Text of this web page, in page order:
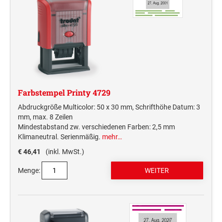
Deine Dinge Stempel
PRÄGEZANGEN
TÜTLE - MIT LIEBE EINGEPACKT
STEMPEL-KUGELSCHREIBER
Smart Style
Schreibgeräte-Zubehör
TRODAT PRINTY™ PASTELL-EDITION
Farbstempel Printy 4729
Abdruckgröße Multicolor: 50 x 30 mm, Schrifthöhe Datum: 3
mm, max. 8 Zeilen
Mindestabstand zw. verschiedenen Farben: 2,5 mm
Klimaneutral. Serienmäßig. mehr…
€ 46,41
(inkl. MwSt.)
Menge: